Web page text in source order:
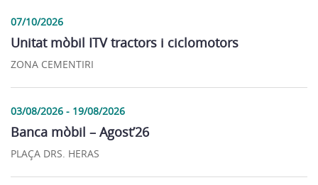
07/10/2026
Unitat mòbil ITV tractors i ciclomotors
ZONA CEMENTIRI
03/08/2026 - 19/08/2026
Banca mòbil – Agost’26
PLAÇA DRS. HERAS